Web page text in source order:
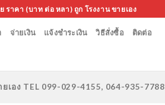
าคา (บาท ต่อ หลา) ถูก โรงงาน ขายเอง
จ่ายเงิน แจ้งชำระเงิน วิธีสั่งซื้อ ติดต่อ
เอง TEL 099-029-4155, 064-935-7788